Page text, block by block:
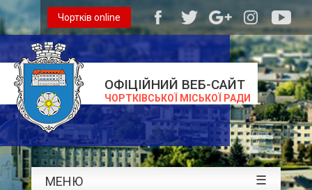
ОФІЦІЙНИЙ ВЕБ-САЙТ
ЧОРТКІВСЬКОЇ МІСЬКОЇ РАДИ
Чортків online
МЕНЮ ☰